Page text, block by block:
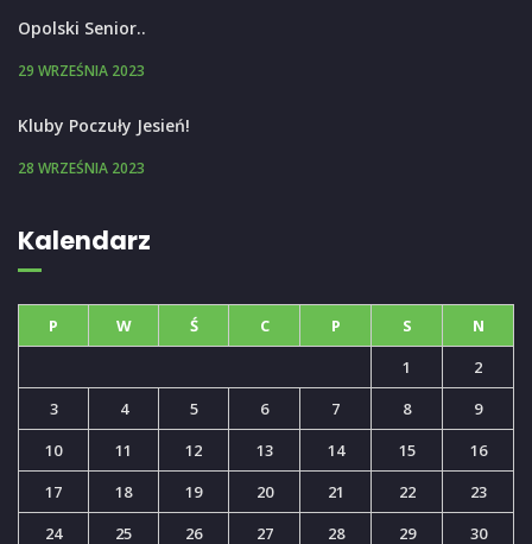
Opolski Senior..
29 WRZEŚNIA 2023
Kluby Poczuły Jesień!
28 WRZEŚNIA 2023
Kalendarz
P W Ś C P S
N
1
2
3
4 5 6 7 8
9
10
11 12 13 14 15
16
17
18 19 20 21 22
23
24
25 26 27 28 29 30